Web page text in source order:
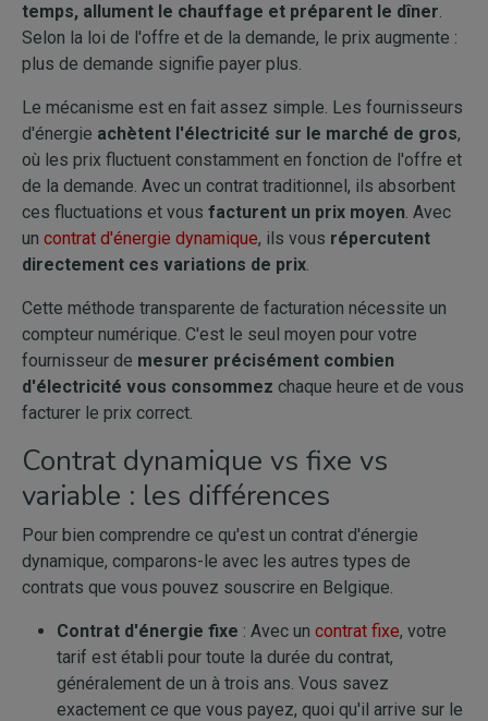
temps, allument le chauffage et préparent le dîner.
Selon la loi de l'offre et de la demande, le prix augmente :
plus de demande signifie payer plus.
Le mécanisme est en fait assez simple. Les fournisseurs
d'énergie achètent l'électricité sur le marché de gros,
où les prix fluctuent constamment en fonction de l'offre et
de la demande. Avec un contrat traditionnel, ils absorbent
ces fluctuations et vous facturent un prix moyen. Avec
un contrat d'énergie dynamique, ils vous répercutent
directement ces variations de prix.
Cette méthode transparente de facturation nécessite un
compteur numérique. C'est le seul moyen pour votre
fournisseur de mesurer précisément combien
d'électricité vous consommez chaque heure et de vous
facturer le prix correct.
Contrat dynamique vs fixe vs
variable : les différences
Pour bien comprendre ce qu'est un contrat d'énergie
dynamique, comparons-le avec les autres types de
contrats que vous pouvez souscrire en Belgique.
Contrat d'énergie fixe : Avec un contrat fixe, votre
tarif est établi pour toute la durée du contrat,
généralement de un à trois ans. Vous savez
exactement ce que vous payez, quoi qu'il arrive sur le